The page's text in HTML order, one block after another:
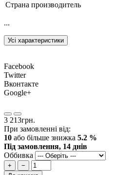
Страна производитель
...
Усі характеристики
Facebook
Twitter
Вконтакте
Google+
3 213грн.
При замовленні від:
10 або більше знижка 5.2 %
Під замовлення, 14 днів
Оббивка
+
−